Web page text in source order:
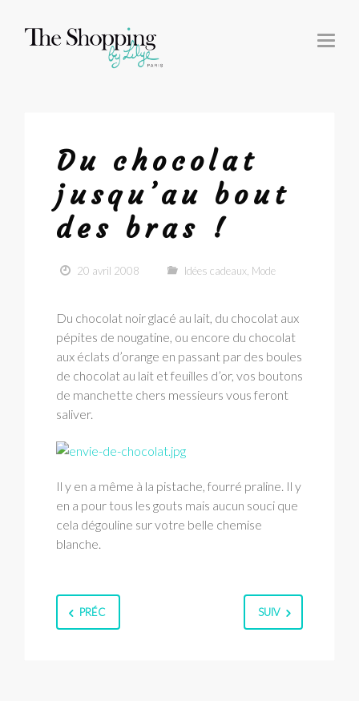
T
O
Du chocolat
jusqu’au bout
des bras !
20 avril 2008 Idées cadeaux Mode
Du chocolat noir glacé au lait, du chocolat aux
pépites de nougatine, ou encore du chocolat
aux éclats d’orange en passant par des boules
de chocolat au lait et feuilles d’or, vos boutons
de manchette chers messieurs vous feront
saliver.
Il y en a même à la pistache, fourré praline. Il y
en a pour tous les gouts mais aucun souci que
cela dégouline sur votre belle chemise
blanche.
PRÉC SUIV